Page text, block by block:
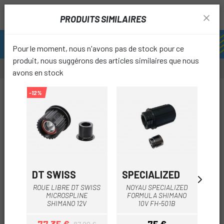
PRODUITS SIMILAIRES
Pour le moment, nous n'avons pas de stock pour ce
produit, nous suggérons des articles similaires que nous
avons en stock
-12%
DT SWISS
ROUE LIBRE DT SWISS
MICROSPLINE
SHIMANO 12V
SPECIALIZED
NOYAU SPECIALIZED
FORMULA SHIMANO
10V FH-501B